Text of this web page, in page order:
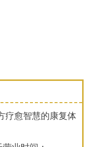
疗愈智慧的康复体